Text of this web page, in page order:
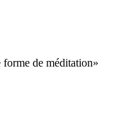
de méditation»